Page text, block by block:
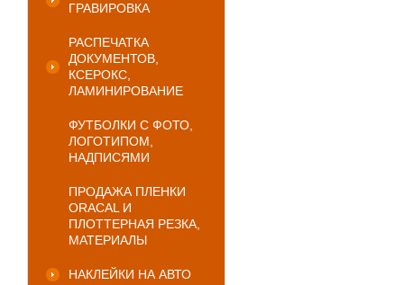
ГРАВИРОВКА
РАСПЕЧАТКА
ДОКУМЕНТОВ,
КСЕРОКС,
ЛАМИНИРОВАНИЕ
ФУТБОЛКИ С ФОТО,
ЛОГОТИПОМ,
НАДПИСЯМИ
ПРОДАЖА ПЛЕНКИ
ORACAL И
ПЛОТТЕРНАЯ РЕЗКА,
МАТЕРИАЛЫ
НАКЛЕЙКИ НА АВТО